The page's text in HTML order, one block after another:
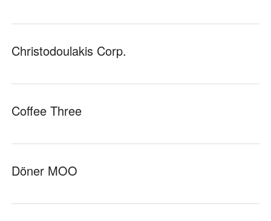
Christodoulakis Corp.
Coffee Three
Döner MOO